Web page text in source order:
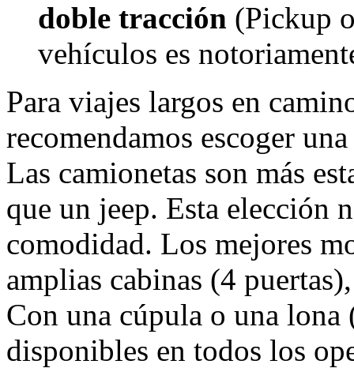
doble tracción (Pickup
vehículos es
Para viajes largos en
recomendamos escoger
Las camionetas son más
que un jeep. Esta elección
comodidad. Los mejores
amplias cabinas (4
Con una cúpula o una
disponibles en todos los